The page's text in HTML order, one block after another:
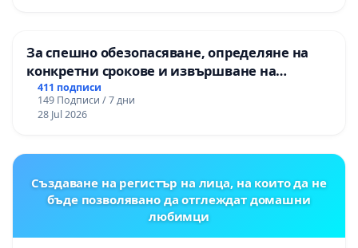
За спешно обезопасяване, определяне на
конкретни срокове и извършване на
цялостна рехабилитация на
републиканския път между пътен възел АМ
„Тракия“ - гр. Ихтиман - с. Мирово - к.к.
411 подписи
149 Подписи / 7 дни
28 Jul 2026
Създаване на регистър на лица, на които да не
бъде позволявано да отглеждат домашни
любимци